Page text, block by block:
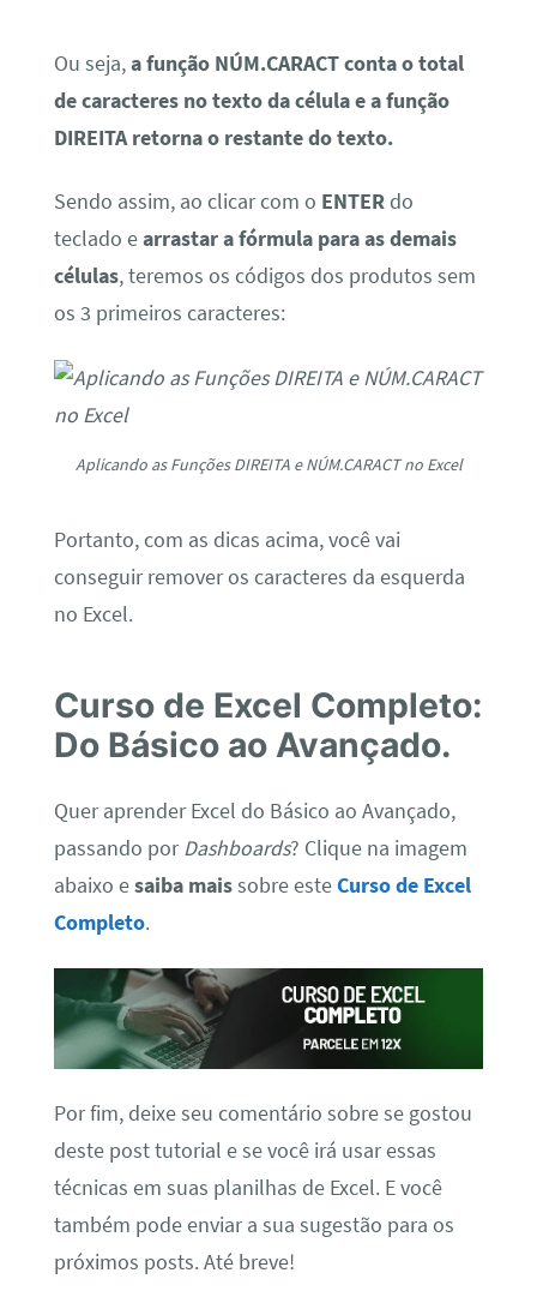
Ou seja,a função NÚM.CARACT conta o total
de caracteres no texto da célula e a função
DIREITA retorna o restante do texto.
Sendo assim, ao clicar com o ENTERdo
teclado earrastar a fórmula para as demais
células, teremos os códigos dos produtos sem
os 3 primeiros caracteres:
Aplicando as Funções DIREITA e NÚM.CARACT no Excel
Portanto, com as dicas acima, você vai
conseguir remover os caracteres da esquerda
no Excel.
Curso de Excel Completo:
Do Básico ao Avançado.
Quer aprender Excel do Básico ao Avançado,
passando porDashboards? Clique na imagem
abaixo esaiba maissobre esteCurso de Excel
Completo.
Por fim, deixe seu comentário sobre se gostou
deste post tutorial e se você irá usar essas
técnicas em suas planilhas de Excel. E você
também pode enviar a sua sugestão para os
próximos posts. Até breve!